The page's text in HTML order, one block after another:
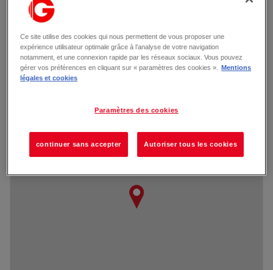
Certains restaurants peuvent avoir des horaires spécifiques.
Vous pouvez vous reporter aux fiches de chaque restaurant.
Voir tous les restaurants →
Ce site utilise des cookies qui nous permettent de vous proposer une
expérience utilisateur optimale grâce à l’analyse de votre navigation
notamment, et une connexion rapide par les réseaux sociaux. Vous pouvez
gérer vos préférences en cliquant sur « paramètres des cookies ».
Mentions
légales et cookies
Paramètres des cookies
continuer sans accepter Autoriser tous les cookies